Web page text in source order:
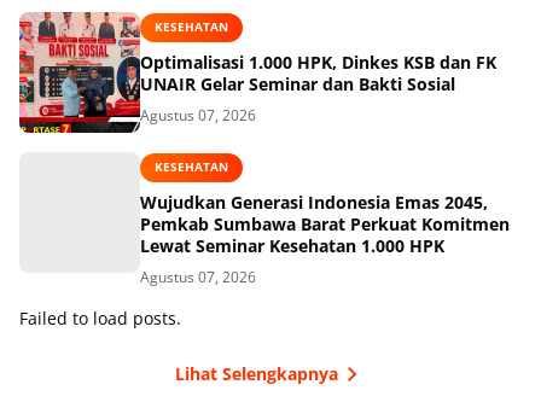
KESEHATAN
Optimalisasi 1.000 HPK, Dinkes KSB dan FK
UNAIR Gelar Seminar dan Bakti Sosial
Agustus 07, 2026
KESEHATAN
Wujudkan Generasi Indonesia Emas 2045,
Pemkab Sumbawa Barat Perkuat Komitmen
Lewat Seminar Kesehatan 1.000 HPK
Agustus 07, 2026
Failed to load posts.
Lihat Selengkapnya